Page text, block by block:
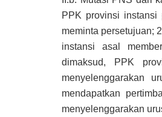
PPK provinsi instansi
meminta persetujuan;
instansi asal
dimaksud, PPK
menyelenggarakan
mendapatkan
menyelenggarakan